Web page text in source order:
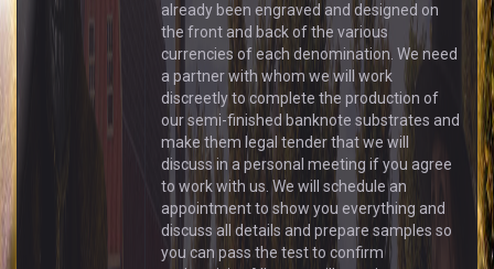
already been engraved and designed on
the front and back of the various
currencies of each denomination. We need
a partner with whom we will work
discreetly to complete the production of
our semi-finished banknote substrates and
make them legal tender that we will
discuss in a personal meeting if you agree
to work with us. We will schedule an
appointment to show you everything and
discuss all details and prepare samples so
you can pass the test to confirm